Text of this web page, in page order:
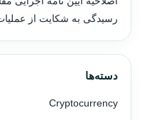
رسیدگی به شکایت از
دسته‌ها
Cryptocurrency